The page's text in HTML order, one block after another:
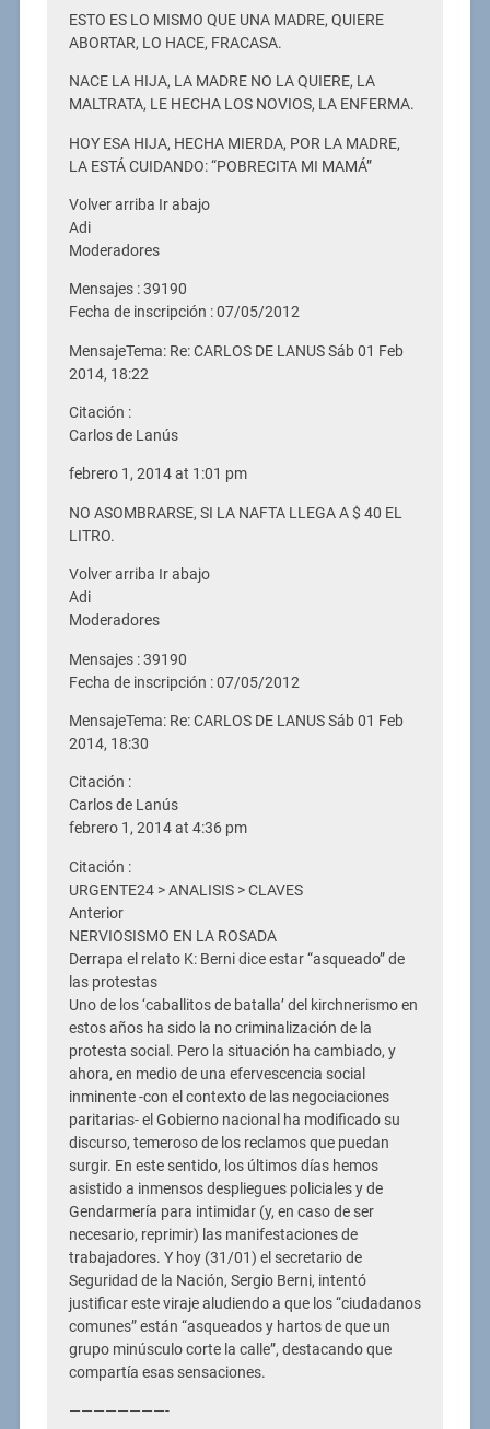
ESTO ES LO MISMO QUE UNA MADRE, QUIERE
ABORTAR, LO HACE, FRACASA.
NACE LA HIJA, LA MADRE NO LA QUIERE, LA
MALTRATA, LE HECHA LOS NOVIOS, LA ENFERMA.
HOY ESA HIJA, HECHA MIERDA, POR LA MADRE,
LA ESTÁ CUIDANDO: “POBRECITA MI MAMÁ”
Volver arriba Ir abajo
Adi
Moderadores
Mensajes : 39190
Fecha de inscripción : 07/05/2012
MensajeTema: Re: CARLOS DE LANUS Sáb 01 Feb
2014, 18:22
Citación :
Carlos de Lanús
febrero 1, 2014 at 1:01 pm
NO ASOMBRARSE, SI LA NAFTA LLEGA A $ 40 EL
LITRO.
Volver arriba Ir abajo
Adi
Moderadores
Mensajes : 39190
Fecha de inscripción : 07/05/2012
MensajeTema: Re: CARLOS DE LANUS Sáb 01 Feb
2014, 18:30
Citación :
Carlos de Lanús
febrero 1, 2014 at 4:36 pm
Citación :
URGENTE24 > ANALISIS > CLAVES
Anterior
NERVIOSISMO EN LA ROSADA
Derrapa el relato K: Berni dice estar “asqueado” de
las protestas
Uno de los ‘caballitos de batalla’ del kirchnerismo en
estos años ha sido la no criminalización de la
protesta social. Pero la situación ha cambiado, y
ahora, en medio de una efervescencia social
inminente -con el contexto de las negociaciones
paritarias- el Gobierno nacional ha modificado su
discurso, temeroso de los reclamos que puedan
surgir. En este sentido, los últimos días hemos
asistido a inmensos despliegues policiales y de
Gendarmería para intimidar (y, en caso de ser
necesario, reprimir) las manifestaciones de
trabajadores. Y hoy (31/01) el secretario de
Seguridad de la Nación, Sergio Berni, intentó
justificar este viraje aludiendo a que los “ciudadanos
comunes” están “asqueados y hartos de que un
grupo minúsculo corte la calle”, destacando que
compartía esas sensaciones.
————————-